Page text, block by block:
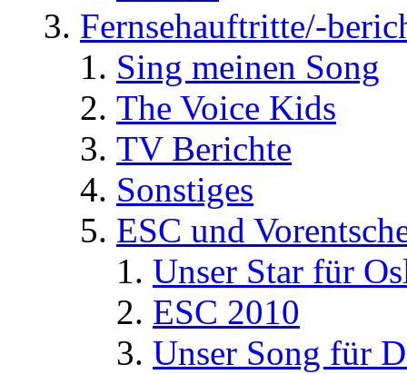
Fernsehauftritte/-
Sing meinen Song
The Voice Kids
TV Berichte
Sonstiges
ESC und
Unser Star für
ESC 2010
Unser Song für